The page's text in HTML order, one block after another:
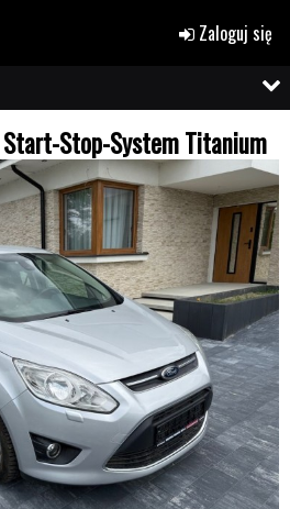
Zaloguj się
Start-Stop-System Titanium